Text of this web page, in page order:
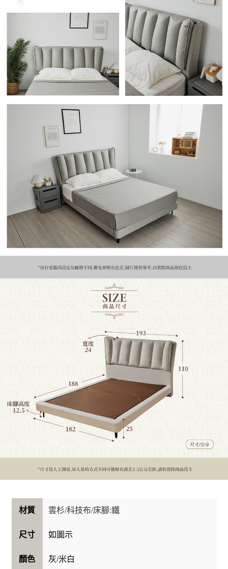
材質 雲杉/科技布/床腳:鐵
尺寸 如圖示
顏色 灰/米白